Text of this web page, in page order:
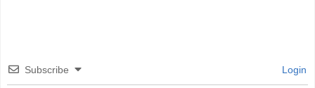
Subscribe Login